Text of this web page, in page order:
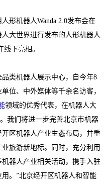
机器人Wanda 2.0发布会在
大世界进行发布的人形机器人
线下亮相。
类机器人展示中心，自今年8
位、中外媒体等千余名访客，
领域的优秀代表，在机器人大
我们将进一步完善北京市机器
区机器人产业生态布局，并重
旅游新地标。同时，充分利用
器人产业相关活动，携手入驻
。”北京经开区机器人和智能